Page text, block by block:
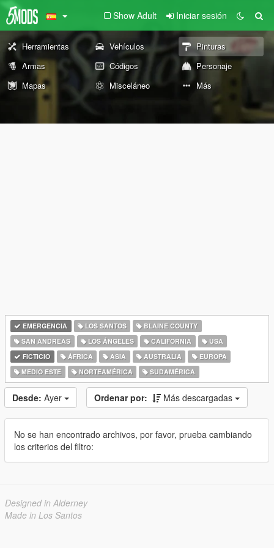
Show Adult Iniciar sesión
Herramientas Vehículos
Pinturas
Armas
Códigos
Personaje
Mapas
Misceláneo Más
EMERGENCIA LOS SANTOS
BLAINE COUNTY
SAN ANDREAS
LOS ÁNGELES CALIFORNIA
USA
FICTICIO
ÁFRICA ASIA AUSTRALIA
EUROPA
MEDIO ESTE
NORTEAMÉRICA SUDAMÉRICA
Desde: Ayer Ordenar por: Más descargadas
No se han encontrado archivos, por favor, prueba cambiando
los criterios del filtro:
Designed in Alderney
Made in Los Santos